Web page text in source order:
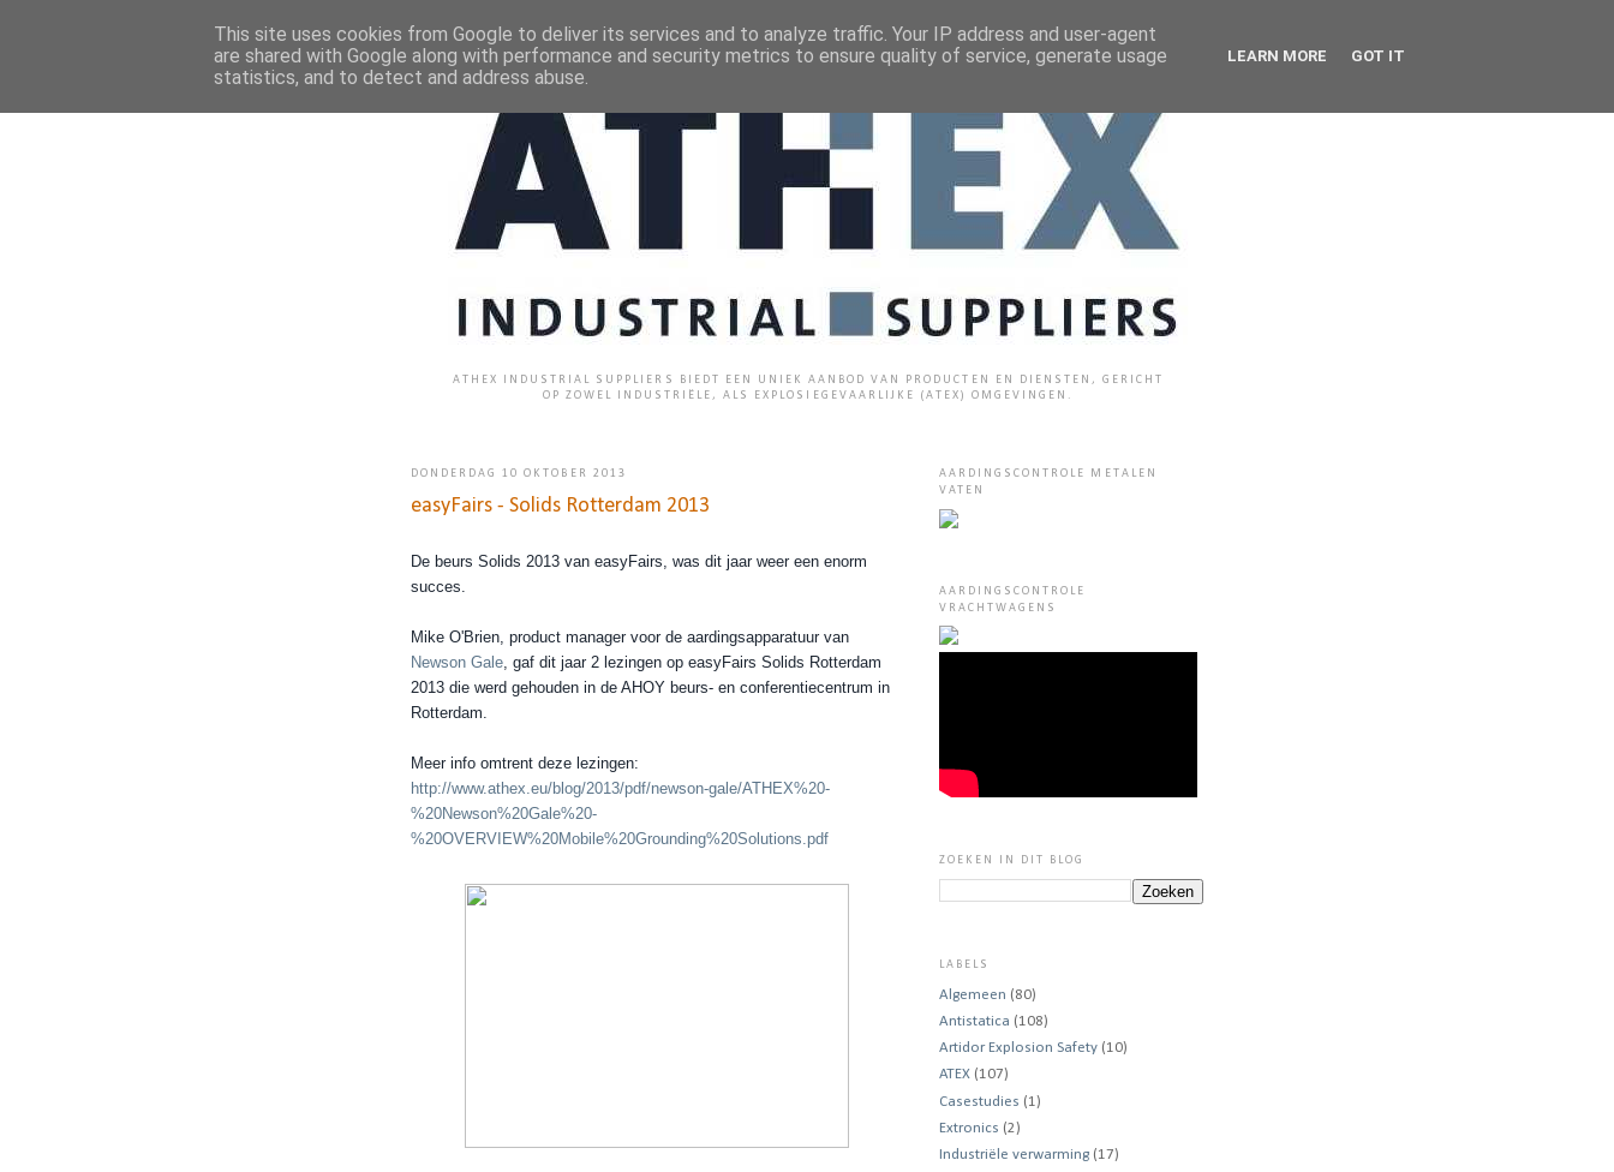
ATHEX INDUSTRIAL SUPPLIERS BIEDT EEN UNIEK AANBOD VAN PRODUCTEN EN DIENSTEN, GERICHT
OP ZOWEL INDUSTRIËLE, ALS EXPLOSIEGEVAARLIJKE (ATEX) OMGEVINGEN.
DONDERDAG 10 OKTOBER 2013
easyFairs - Solids Rotterdam 2013
De beurs Solids 2013 van easyFairs, was dit jaar weer een enorm
succes.
Mike O'Brien product manager voor de aardingsapparatuur van
Newson Gale , gaf dit jaar 2 lezingen op easyFairs Solids Rotterdam
2013 die werd gehouden in de AHOY beurs- en conferentiecentrum in
Rotterdam
Meer info omtrent deze lezingen:
http://www.athex.eu/blog/2013/pdf/newson-gale/ATHEX%20-
%20Newson%20Gale%20-
%20OVERVIEW%20Mobile%20Grounding%20Solutions.pdf
AARDINGSCONTROLE METALEN
VATEN
AARDINGSCONTROLE
VRACHTWAGENS
ZOEKEN IN DIT BLOG
LABELS
Algemeen (80)
Antistatica (108)
Artidor Explosion Safety (10)
ATEX (107)
Casestudies (1)
Extronics (2)
Industriële verwarming (17)
This site uses cookies from Google to deliver its services and to analyze traffic. Your IP address and user-agent
are shared with Google along with performance and security metrics to ensure quality of service, generate usage
statistics, and to detect and address abuse.
LEARN MORE GOT IT